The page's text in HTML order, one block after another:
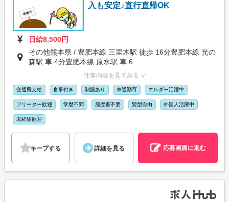
入も安定♪直行直帰OK
日給8,500円
その他熊本県 / 豊肥本線 三里木駅 徒歩 16分豊肥本線 光の
森駅 車 4分豊肥本線 原水駅 車 6...
仕事内容を見てみる ∨
交通費支給 食事付き 制服あり 車通勤可 エルダー活躍中
フリーター歓迎 学歴不問 履歴書不要 髪型自由 外国人活躍中
未経験歓迎
キープする 詳細を見る 応募画面に進む